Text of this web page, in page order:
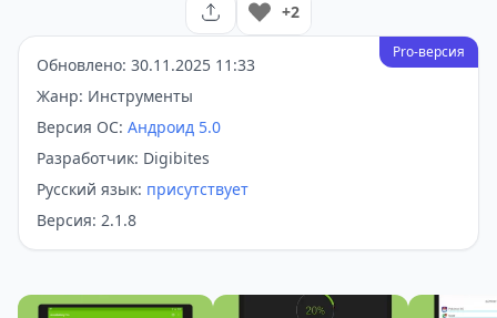
+2
Pro-версия
Обновлено: 30.11.2025 11:33
Жанр: Инструменты
Версия ОС: Андроид 5.0
Разработчик: Digibites
Русский язык: присутствует
Версия: 2.1.8